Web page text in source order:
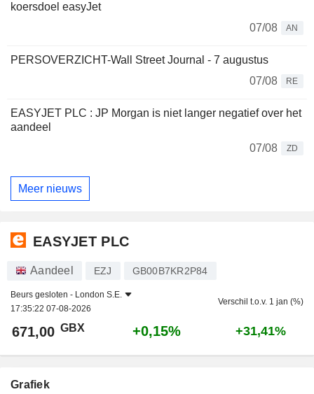
koersdoel easyJet
07/08
AN
PERSOVERZICHT-Wall Street Journal - 7 augustus
07/08
RE
EASYJET PLC : JP Morgan is niet langer negatief over het
aandeel
07/08
ZD
Meer nieuws
EASYJET PLC
Aandeel EZJ GB00B7KR2P84
Beurs gesloten - London S.E.
17:35:22 07-08-2026
Verschil t.o.v. 1 jan (%)
671,00 GBX +0,15% +31,41%
Grafiek